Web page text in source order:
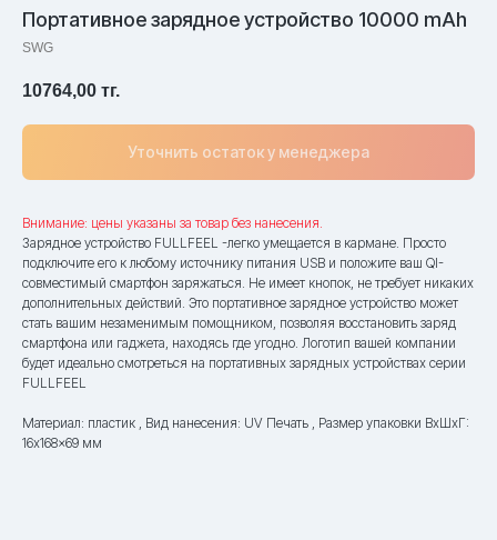
Портативное зарядное устройство 10000 mAh
SWG
10764,00 тг.
Уточнить остаток у менеджера
Внимание: цены указаны за товар без нанесения.
Зарядное устройство FULLFEEL -легко умещается в кармане. Просто
подключите его к любому источнику питания USB и положите ваш QI-
совместимый смартфон заряжаться. Не имеет кнопок, не требует никаких
дополнительных действий. Это портативное зарядное устройство может
стать вашим незаменимым помощником, позволяя восстановить заряд
смартфона или гаджета, находясь где угодно. Логотип вашей компании
будет идеально смотреться на портативных зарядных устройствах серии
FULLFEEL
Материал: пластик , Вид нанесения: UV Печать , Размер упаковки ВxШxГ:
16x168x69 мм